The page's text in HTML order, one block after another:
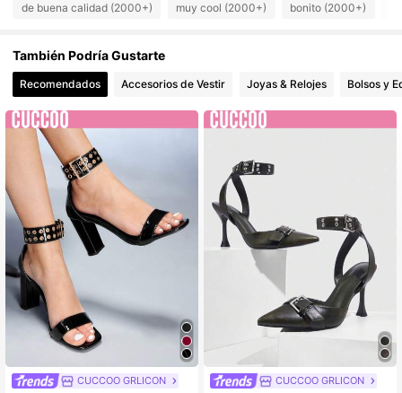
97K Seguidores
4,89 97K Seguidores
de buena calidad (2000+) muy cool (2000+) bonito (2000+)
También Podría Gustarte
Recomendados Accesorios de Vestir Joyas & Relojes Bolsos y
CUCCOO GRLICON CUCCOO GRLICON